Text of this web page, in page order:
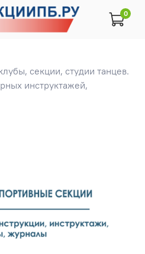
0
секции, студии танцев.
инструктажей,